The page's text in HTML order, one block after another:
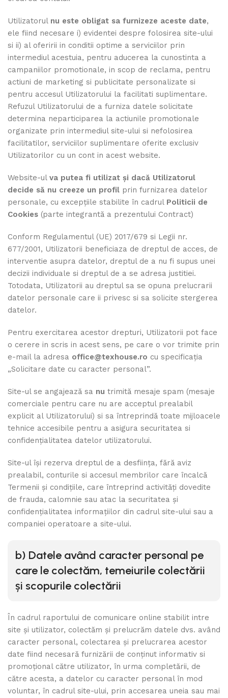
Utilizatorul nu este obligat sa furnizeze aceste date,
ele fiind necesare i) evidentei despre folosirea site-ului
si ii) al oferirii in conditii optime a serviciilor prin
intermediul acestuia, pentru aducerea la cunostinta a
campaniilor promotionale, in scop de reclama, pentru
actiuni de marketing si publicitate personalizate si
pentru accesul Utilizatorului la facilitati suplimentare.
Refuzul Utilizatorului de a furniza datele solicitate
determina neparticiparea la actiunile promotionale
organizate prin intermediul site-ului si nefolosirea
facilitatilor, serviciilor suplimentare oferite exclusiv
Utilizatorilor cu un cont in acest website.
Website-ul va putea fi utilizat şi dacă Utilizatorul
decide să nu creeze un profil prin furnizarea datelor
personale, cu excepţiile stabilite în cadrul Politicii de
Cookies (parte integrantă a prezentului Contract)
Conform Regulamentul (UE) 2017/679 si Legii nr.
677/2001, Utilizatorii beneficiaza de dreptul de acces, de
interventie asupra datelor, dreptul de a nu fi supus unei
decizii individuale si dreptul de a se adresa justitiei.
Totodata, Utilizatorii au dreptul sa se opuna prelucrarii
datelor personale care ii privesc si sa solicite stergerea
datelor.
Pentru exercitarea acestor drepturi, Utilizatorii pot face
o cerere in scris in acest sens, pe care o vor trimite prin
e-mail la adresa office@texhouse.ro cu specificația
„Solicitare date cu caracter personal”.
Site-ul se angajează sa nu trimită mesaje spam (mesaje
comerciale pentru care nu are acceptul prealabil
explicit al Utilizatorului) si sa întreprindă toate mijloacele
tehnice accesibile pentru a asigura securitatea si
confidențialitatea datelor utilizatorului.
Site-ul își rezerva dreptul de a desființa, fără aviz
prealabil, conturile si accesul membrilor care încalcă
Termenii și condițiile, care întreprind activități dovedite
de frauda, calomnie sau atac la securitatea și
confidențialitatea informațiilor din cadrul site-ului sau a
companiei operatoare a site-ului.
b) Datele având caracter personal pe
care le colectăm, temeiurile colectării
și scopurile colectării
În cadrul raportului de comunicare online stabilit intre
site și utilizator, colectăm și prelucrăm datele dvs. având
caracter personal, colectarea și prelucrarea acestor
date fiind necesară furnizării de conținut informativ si
promoțional către utilizator, în urma completării, de
către acesta, a datelor cu caracter personal în mod
voluntar, în cadrul site-ului, prin accesarea uneia sau mai